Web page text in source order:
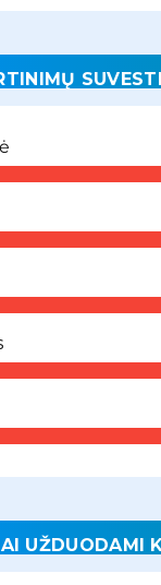
UŽDUODAMI